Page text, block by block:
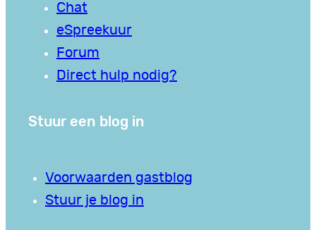
Chat
eSpreekuur
Forum
Direct hulp nodig?
Stuur een blog in
Voorwaarden gastblog
Stuur je blog in